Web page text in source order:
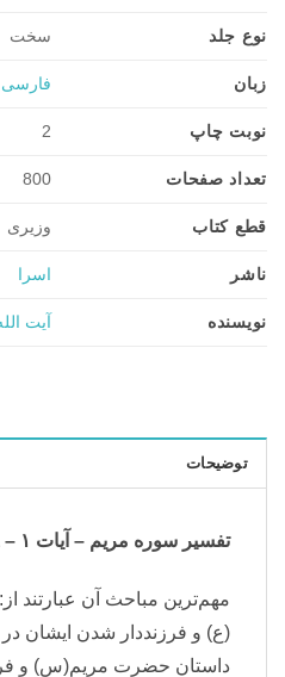
نوع جلد سخت
زبان فارسی
نوبت چاپ 2
تعداد صفحات 800
قطع کتاب وزیری
ناشر اسرا
نویسنده آیت
توضیحات
تفسیر سوره مریم – آیات ۱ – ۹۸
مهم‌ترین مباحث آن عبارتند
(ع) و فرزنددار شدن ایشان
داستان حضرت مریم(س) و